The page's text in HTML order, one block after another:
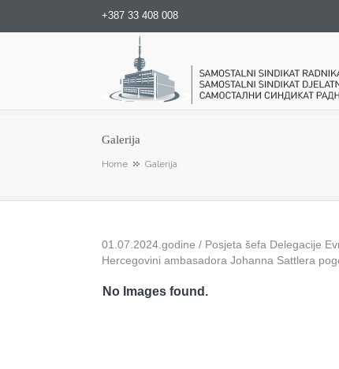
+387 33 408 008
Samostalni sindikat radnika
Galerija
Home Galerija
01.07.2024.godine / Posjeta šefa Delegacije
Hercegovini ambasadora Johanna Sattlera
No Images found.